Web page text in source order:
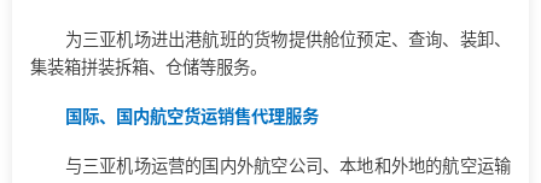
为三亚机场进出港航班的货物提供舱位预定、查询、装卸、
集装箱拼装拆箱、仓储等服务。
国际、国内航空货运销售代理服务
与三亚机场运营的国内外航空公司、本地和外地的航空运输